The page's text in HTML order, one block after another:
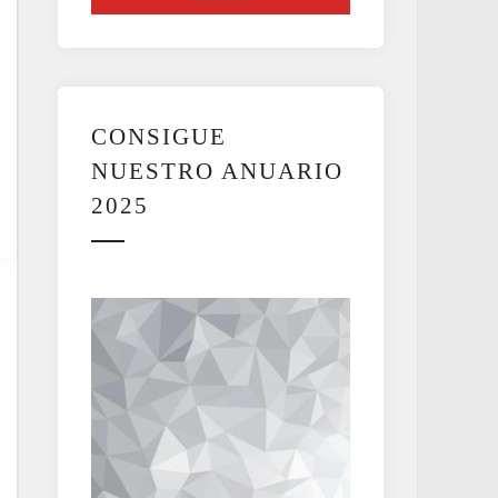
CONSIGUE
NUESTRO ANUARIO
2025